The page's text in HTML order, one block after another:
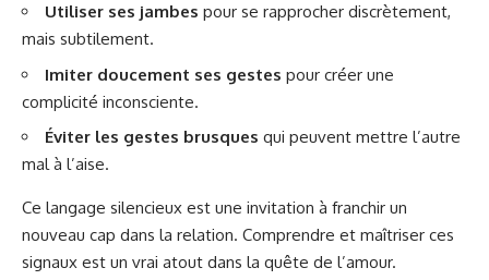
Utiliser ses jambes pour se rapprocher discrètement,
mais subtilement.
Imiter doucement ses gestes pour créer une
complicité inconsciente.
Éviter les gestes brusques qui peuvent mettre l’autre
mal à l’aise.
Ce langage silencieux est une invitation à franchir un
nouveau cap dans la relation. Comprendre et maîtriser ces
signaux est un vrai atout dans la quête de l’amour.